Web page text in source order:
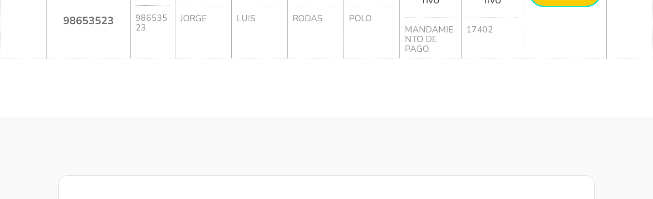
98653523
986535
23
JORGE LUIS RODAS POLO
MANDAMIE
NTO DE
PAGO
17402